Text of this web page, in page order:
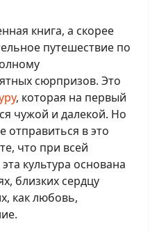
книга, а скорее
путешествие по
сюрпризов. Это
, которая на первый
чужой и далекой. Но
отправиться в это
что при всей
культура основана
близких сердцу
как любовь,